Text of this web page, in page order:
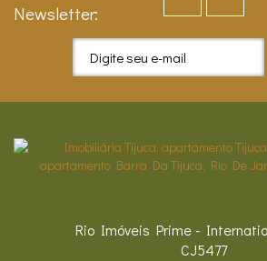
Newsletter:
Rio Imóveis Prime -
CJ5477